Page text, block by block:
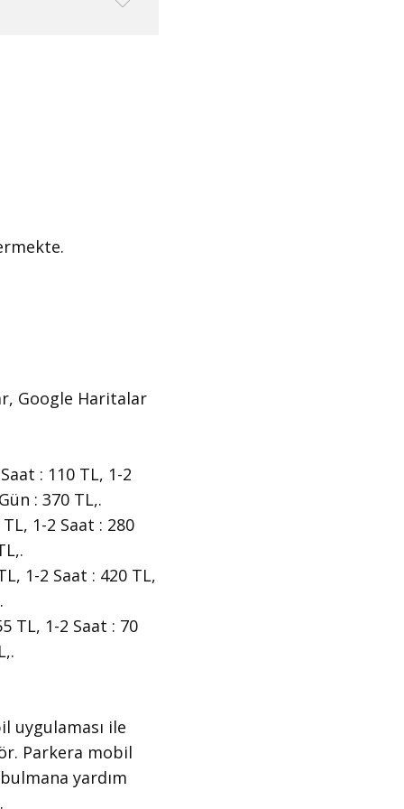
Google Haritalar
: 110 TL, 1-2
: 370 TL,.
1-2 Saat : 280
1-2 Saat : 420 TL,
TL, 1-2 Saat : 70
uygulaması ile
Parkera mobil
yardım